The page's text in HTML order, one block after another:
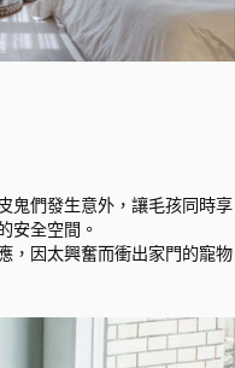
鬼們發生意外，讓毛孩同時享
安全空間。
，因太興奮而衝出家門的寵物